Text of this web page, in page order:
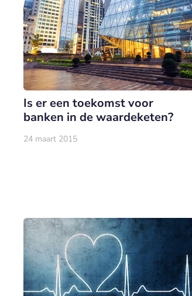
Is er een toekomst voor
banken in de waardeketen?
24 maart 2015